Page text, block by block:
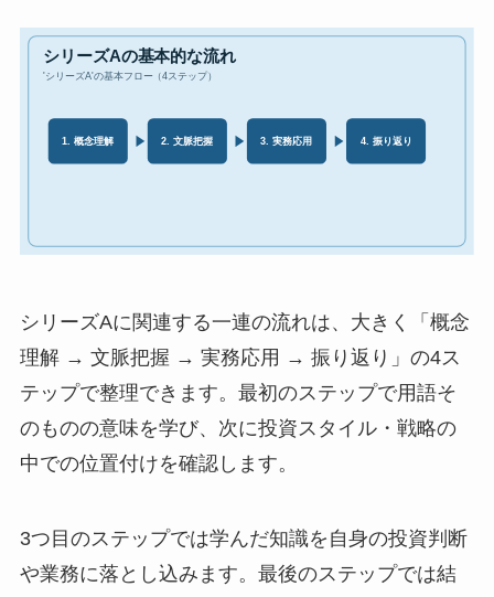
シリーズAに関連する一連の流れは、大きく「概念
理解 → 文脈把握 → 実務応用 → 振り返り」の4ス
テップで整理できます。最初のステップで用語そ
のものの意味を学び、次に投資スタイル・戦略の
中での位置付けを確認します。
3つ目のステップでは学んだ知識を自身の投資判断
や業務に落とし込みます。最後のステップでは結